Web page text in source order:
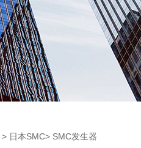
> 日本SMC> SMC发生器